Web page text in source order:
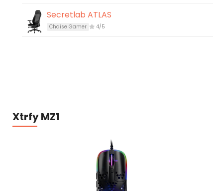
Secretlab ATLAS
Chaise Gamer 4/5
Xtrfy MZ1